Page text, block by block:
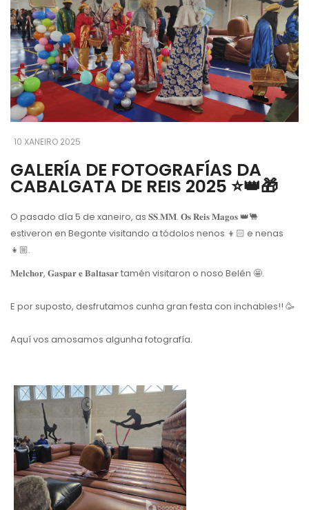
10 XANEIRO 2025
GALERÍA DE FOTOGRAFÍAS DA
CABALGATA DE REIS 2025 ⭐️👑🎁
O pasado día 5 de xaneiro, as 𝐒𝐒.𝐌𝐌. 𝐎𝐬 𝐑𝐞𝐢𝐬 𝐌𝐚𝐠𝐨𝐬 👑🐫
estiveron en Begonte visitando a tódolos nenos 👦🏻 e nenas
👧🏼.
𝐌𝐞𝐥𝐜𝐡𝐨𝐫, 𝐆𝐚𝐬𝐩𝐚𝐫 𝐞 𝐁𝐚𝐥𝐭𝐚𝐬𝐚𝐫 tamén visitaron o noso Belén 🤩.
E por suposto, desfrutamos cunha gran festa con inchables!! 🥳
Aquí vos amosamos algunha fotografía.